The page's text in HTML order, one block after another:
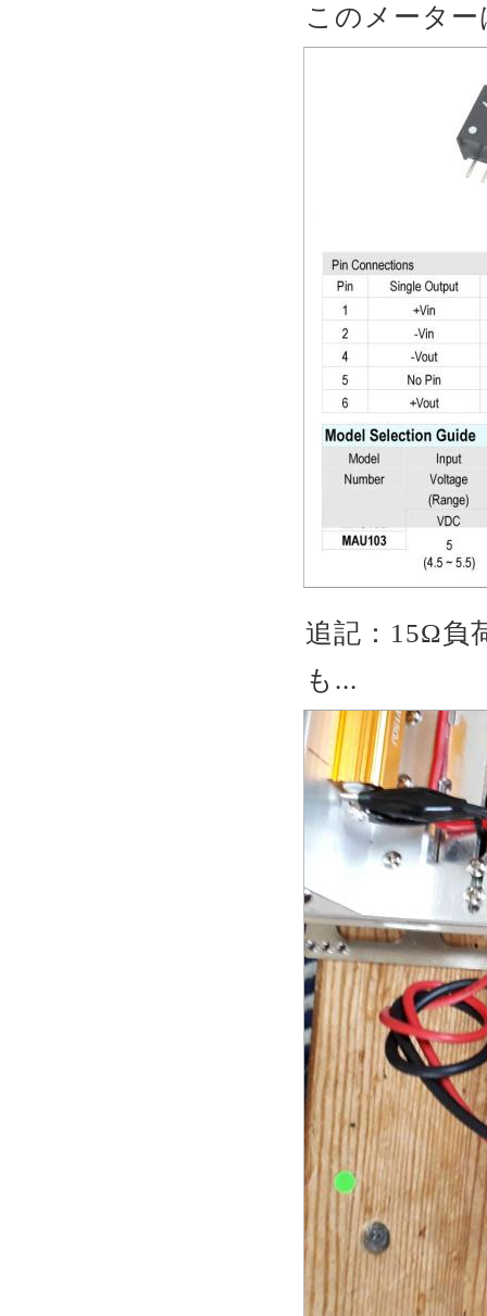
このメータ
追記：15Ω負
も...